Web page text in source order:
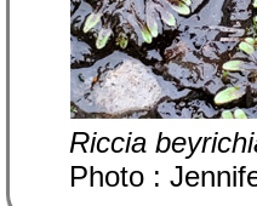
Riccia
Photo :